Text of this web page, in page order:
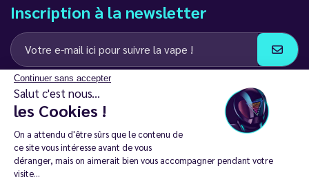
Continuer sans accepter
Salut c'est nous...
les Cookies !
On a attendu d'être sûrs que le contenu de
ce site vous intéresse avant de vous
déranger, mais on aimerait bien vous accompagner pendant votre
visite...
Inscription à la newsletter
J’accepte de recevoir des communications e-mail et SMS de la part de
LD Groupe
Restez en contact